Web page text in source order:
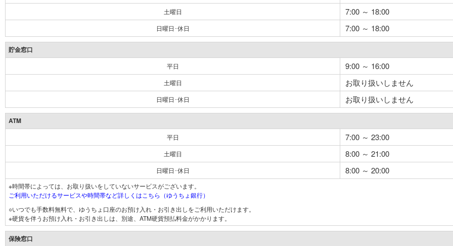
土曜日 7:00 ～ 18:00
日曜日･休日 7:00 ～ 18:00
貯金窓口
平日 9:00 ～ 16:00
土曜日 お取り扱いしません
日曜日･休日 お取り扱いしません
ATM
平日 7:00 ～ 23:00
土曜日 8:00 ～ 21:00
日曜日･休日 8:00 ～ 20:00
※時間帯によっては、お取り扱いをしていないサービスがございます。
ご利用いただけるサービスや時間帯など詳しくはこちら（ゆうちょ銀行）
○いつでも手数料無料で、ゆうちょ口座のお預け入れ・お引き出しをご利用いただけます。
※硬貨を伴うお預け入れ・お引き出しは、別途、ATM硬貨預払料金がかかります。
保険窓口